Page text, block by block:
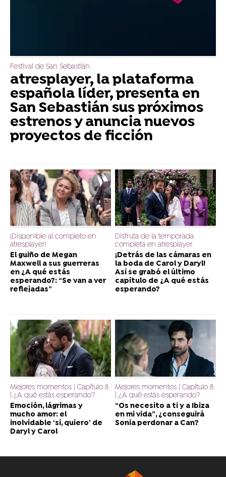
Festival de San Sebastián
atresplayer, la plataforma
española líder, presenta en
San Sebastián sus próximos
estrenos y anuncia nuevos
proyectos de ficción
¡Disponible al completo en
atresplayer!
El guiño de Megan
Maxwell a sus guerreras
en ¿A qué estás
esperando?: “Se van a ver
reflejadas”
Disfruta de la temporada
completa en atresplayer
¡Detrás de las cámaras en
la boda de Carol y Daryl!
Así se grabó el último
capítulo de ¿A qué estás
esperando?
Mejores momentos | Capítulo 8
| ¿A qué estás esperando?
Emoción, lágrimas y
mucho amor: el
inolvidable ‘sí, quiero’ de
Daryl y Carol
Mejores momentos | Capítulo 8
| ¿A qué estás esperando?
“Os necesito a ti y a Ibiza
en mi vida”, ¿conseguirá
Sonia perdonar a Can?